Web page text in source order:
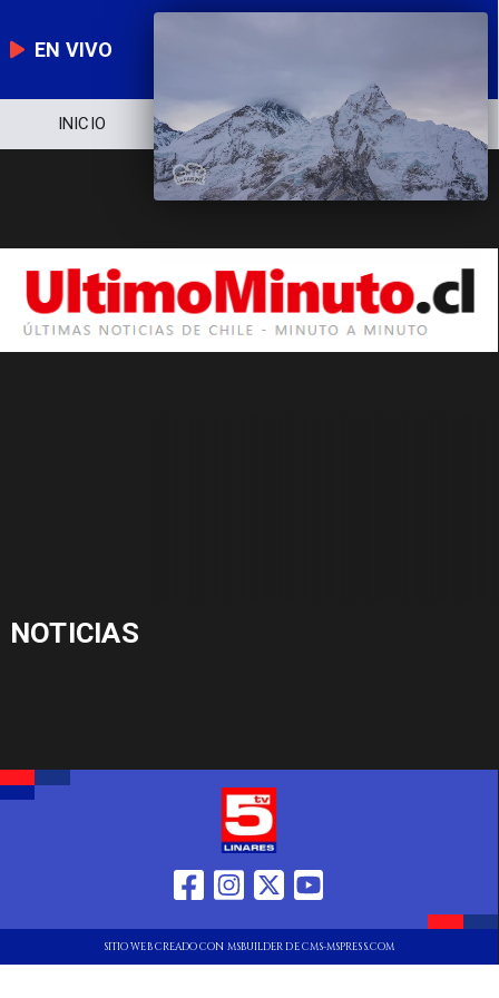
EN VIVO
INICIO NOTICIERO POLÍTICA
NOTICIAS
SITIO WEB CREADO CON MSBUILDER DE CMS-MSPRESS.COM